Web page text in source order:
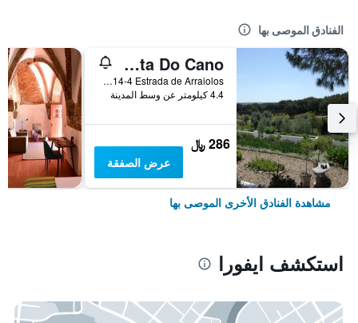
الفنادق الموصى بها
Quinta Do Cano
R114-4 Estrada de Arraiolos, ايفورا, محافظة ايفورا, البرتغال
4.4 كيلومتر عن وسط المدينة
286 ﷼
عرض الصفقة
مشاهدة الفنادق الأخرى الموصى بها
استكشف ايفورا